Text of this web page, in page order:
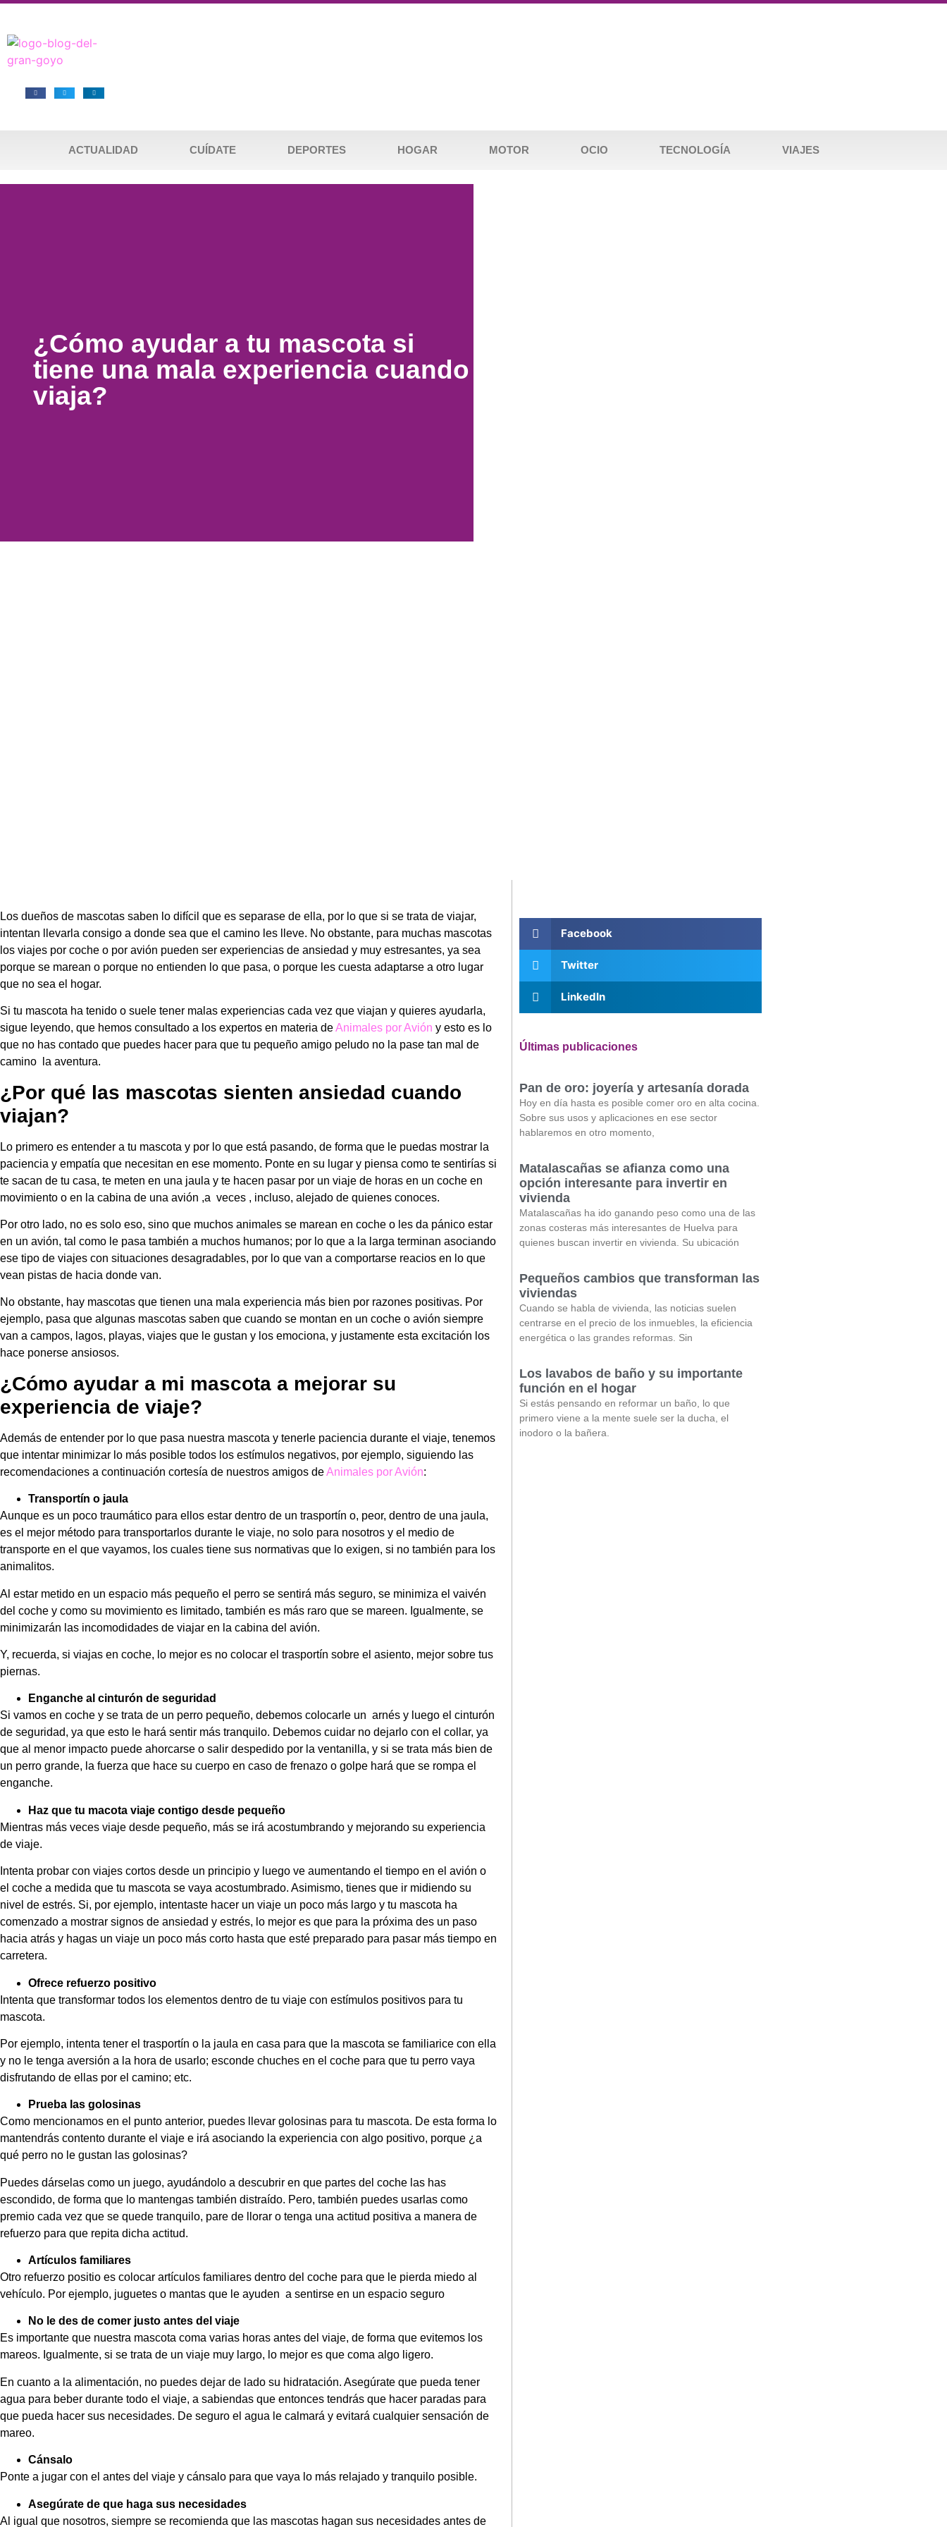
ACTUALIDAD CUÍDATE DEPORTES HOGAR MOTOR OCIO TECNOLOGÍA VIAJES
¿Cómo ayudar a tu mascota si
tiene una mala experiencia cuando
viaja?
Los dueños de mascotas saben lo difícil que es separase de ella, por lo que si se trata de viajar,
intentan llevarla consigo a donde sea que el camino les lleve. No obstante, para muchas mascotas
los viajes por coche o por avión pueden ser experiencias de ansiedad y muy estresantes, ya sea
porque se marean o porque no entienden lo que pasa, o porque les cuesta adaptarse a otro lugar
que no sea el hogar.
Si tu mascota ha tenido o suele tener malas experiencias cada vez que viajan y quieres ayudarla,
sigue leyendo, que hemos consultado a los expertos en materia deAnimales por Avión y esto es lo
que no has contado que puedes hacer para que tu pequeño amigo peludo no la pase tan mal de
camino la aventura.
¿Por qué las mascotas sienten ansiedad cuando
viajan?
Lo primero es entender a tu mascota y por lo que está pasando, de forma que le puedas mostrar la
paciencia y empatía que necesitan en ese momento. Ponte en su lugar y piensa como te sentirías si
te sacan de tu casa, te meten en una jaula y te hacen pasar por un viaje de horas en un coche en
movimiento o en la cabina de una avión ,a veces , incluso, alejado de quienes conoces.
Por otro lado, no es solo eso, sino que muchos animales se marean en coche o les da pánico estar
en un avión, tal como le pasa también a muchos humanos; por lo que a la larga terminan asociando
ese tipo de viajes con situaciones desagradables, por lo que van a comportarse reacios en lo que
vean pistas de hacia donde van.
No obstante, hay mascotas que tienen una mala experiencia más bien por razones positivas. Por
ejemplo, pasa que algunas mascotas saben que cuando se montan en un coche o avión siempre
van a campos, lagos, playas, viajes que le gustan y los emociona, y justamente esta excitación los
hace ponerse ansiosos.
¿Cómo ayudar a mi mascota a mejorar su
experiencia de viaje?
Además de entender por lo que pasa nuestra mascota y tenerle paciencia durante el viaje, tenemos
que intentar minimizar lo más posible todos los estímulos negativos, por ejemplo, siguiendo las
recomendaciones a continuación cortesía de nuestros amigos deAnimales por Avión:
Transportín o jaula
Aunque es un poco traumático para ellos estar dentro de un trasportín o, peor, dentro de una jaula,
es el mejor método para transportarlos durante le viaje, no solo para nosotros y el medio de
transporte en el que vayamos, los cuales tiene sus normativas que lo exigen, si no también para los
animalitos.
Al estar metido en un espacio más pequeño el perro se sentirá más seguro, se minimiza el vaivén
del coche y como su movimiento es limitado, también es más raro que se mareen. Igualmente, se
minimizarán las incomodidades de viajar en la cabina del avión.
Y, recuerda, si viajas en coche, lo mejor es no colocar el trasportín sobre el asiento, mejor sobre tus
piernas.
Enganche al cinturón de seguridad
Si vamos en coche y se trata de un perro pequeño, debemos colocarle un arnés y luego el cinturón
de seguridad, ya que esto le hará sentir más tranquilo. Debemos cuidar no dejarlo con el collar, ya
que al menor impacto puede ahorcarse o salir despedido por la ventanilla, y si se trata más bien de
un perro grande, la fuerza que hace su cuerpo en caso de frenazo o golpe hará que se rompa el
enganche.
Haz que tu macota viaje contigo desde pequeño
Mientras más veces viaje desde pequeño, más se irá acostumbrando y mejorando su experiencia
de viaje.
Intenta probar con viajes cortos desde un principio y luego ve aumentando el tiempo en el avión o
el coche a medida que tu mascota se vaya acostumbrado. Asimismo, tienes que ir midiendo su
nivel de estrés. Si, por ejemplo, intentaste hacer un viaje un poco más largo y tu mascota ha
comenzado a mostrar signos de ansiedad y estrés, lo mejor es que para la próxima des un paso
hacia atrás y hagas un viaje un poco más corto hasta que esté preparado para pasar más tiempo en
carretera.
Ofrece refuerzo positivo
Intenta que transformar todos los elementos dentro de tu viaje con estímulos positivos para tu
mascota.
Por ejemplo, intenta tener el trasportín o la jaula en casa para que la mascota se familiarice con ella
y no le tenga aversión a la hora de usarlo; esconde chuches en el coche para que tu perro vaya
disfrutando de ellas por el camino; etc.
Prueba las golosinas
Como mencionamos en el punto anterior, puedes llevar golosinas para tu mascota. De esta forma lo
mantendrás contento durante el viaje e irá asociando la experiencia con algo positivo, porque ¿a
qué perro no le gustan las golosinas?
Puedes dárselas como un juego, ayudándolo a descubrir en que partes del coche las has
escondido, de forma que lo mantengas también distraído. Pero, también puedes usarlas como
premio cada vez que se quede tranquilo, pare de llorar o tenga una actitud positiva a manera de
refuerzo para que repita dicha actitud.
Artículos familiares
Otro refuerzo positio es colocar artículos familiares dentro del coche para que le pierda miedo al
vehículo. Por ejemplo, juguetes o mantas que le ayuden a sentirse en un espacio seguro
No le des de comer justo antes del viaje
Es importante que nuestra mascota coma varias horas antes del viaje, de forma que evitemos los
mareos. Igualmente, si se trata de un viaje muy largo, lo mejor es que coma algo ligero.
En cuanto a la alimentación, no puedes dejar de lado su hidratación. Asegúrate que pueda tener
agua para beber durante todo el viaje, a sabiendas que entonces tendrás que hacer paradas para
que pueda hacer sus necesidades. De seguro el agua le calmará y evitará cualquier sensación de
mareo.
Cánsalo
Ponte a jugar con el antes del viaje y cánsalo para que vaya lo más relajado y tranquilo posible.
Asegúrate de que haga sus necesidades
Al igual que nosotros, siempre se recomienda que las mascotas hagan sus necesidades antes de
Facebook
Twitter
LinkedIn
Últimas publicaciones
Pan de oro: joyería y artesanía dorada
Hoy en día hasta es posible comer oro en alta cocina.
Sobre sus usos y aplicaciones en ese sector
hablaremos en otro momento,
Matalascañas se afianza como una
opción interesante para invertir en
vivienda
Matalascañas ha ido ganando peso como una de las
zonas costeras más interesantes de Huelva para
quienes buscan invertir en vivienda. Su ubicación
Pequeños cambios que transforman las
viviendas
Cuando se habla de vivienda, las noticias suelen
centrarse en el precio de los inmuebles, la eficiencia
energética o las grandes reformas. Sin
Los lavabos de baño y su importante
función en el hogar
Si estás pensando en reformar un baño, lo que
primero viene a la mente suele ser la ducha, el
inodoro o la bañera.